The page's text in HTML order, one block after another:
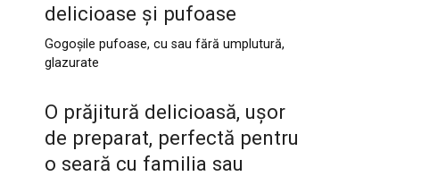
delicioase și pufoase
Gogoșile pufoase, cu sau fără umplutură,
glazurate
O prăjitură delicioasă, ușor
de preparat, perfectă pentru
o seară cu familia sau